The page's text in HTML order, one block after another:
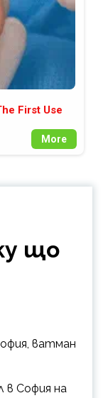
First Use
More
що
ватман
в София на